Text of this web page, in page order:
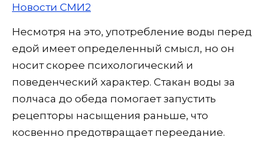
Новости СМИ2
Несмотря на это, употребление воды перед
едой имеет определенный смысл, но он
носит скорее психологический и
поведенческий характер. Стакан воды за
полчаса до обеда помогает запустить
рецепторы насыщения раньше, что
косвенно предотвращает переедание.